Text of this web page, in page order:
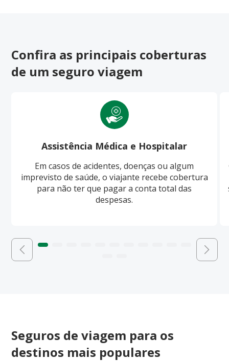
Confira as principais coberturas
de um seguro viagem
Assistência Médica e Hospitalar
Em casos de acidentes, doenças ou algum
imprevisto de saúde, o viajante recebe cobertura
para não ter que pagar a conta total das
despesas.
Seguros de viagem para os
destinos mais populares